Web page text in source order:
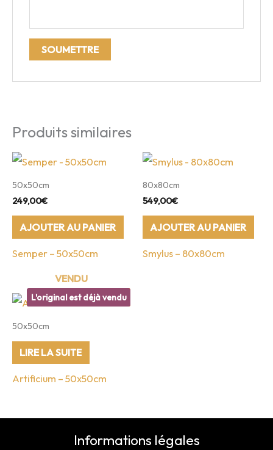
Produits similaires
50x50cm
249,00€
AJOUTER AU PANIER
Semper – 50x50cm
80x80cm
549,00€
AJOUTER AU PANIER
Smylus – 80x80cm
Vendu
L'original est déjà vendu
50x50cm
LIRE LA SUITE
Artificium – 50x50cm
Informations légales